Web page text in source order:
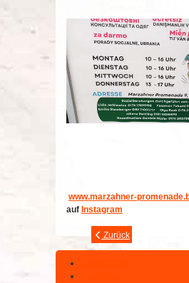
www.marzahner-
auf Instagram
Zurück